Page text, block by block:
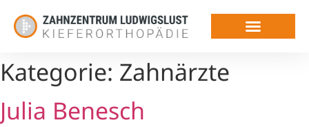
Kategorie: Zahnärzte
Julia Benesch